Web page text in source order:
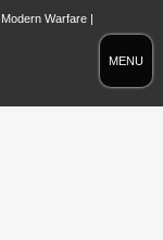
MENU
Warfare |